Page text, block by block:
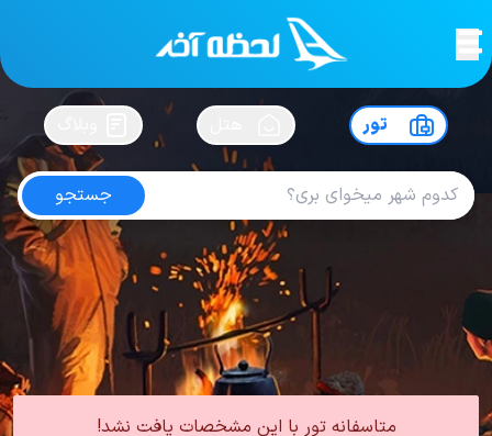
لحظه آخرسفرت رو بساز !
تور
جستجو
تور استانبول تیر
4.5 از5| از100 کاربر
تور ترکیه
تور استانبول
تور استانبول تیر
متاسفانه تور با این مشخصات یافت نشد!